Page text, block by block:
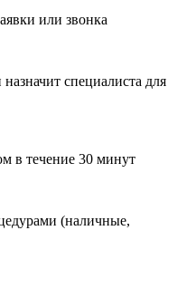
или звонка
специалиста для
в течение 30 минут
(наличные,